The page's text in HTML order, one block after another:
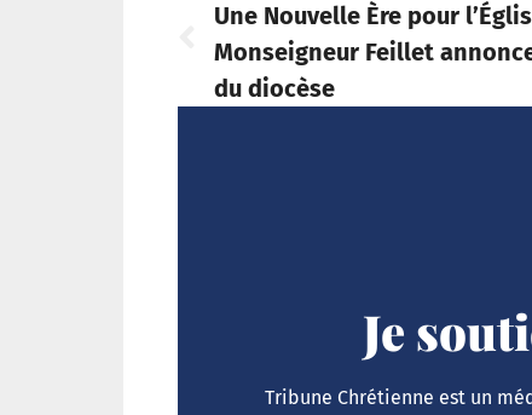
Une Nouvelle Ère pour
Monseigneur Feillet
du diocèse
Je
Tribune Chrétienne est un